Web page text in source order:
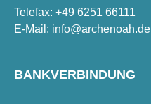
Telefax: +49 6251 66111
E-Mail: info@archenoah.de
BANKVERBINDUNG